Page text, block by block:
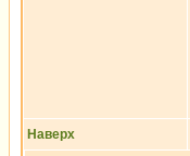
Наверх